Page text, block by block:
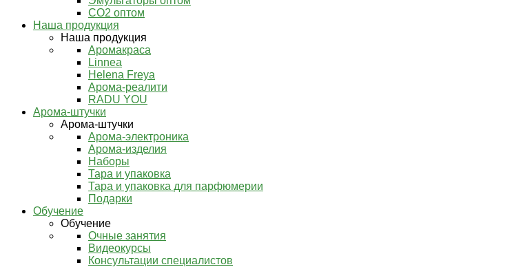
СО2 оптом
Наша продукция
Наша продукция
Аромакраса
Linnea
Helena Freya
Арома-реалити
RADU YOU
Арома-штучки
Арома-штучки
Арома-электроника
Арома-изделия
Наборы
Тара и упаковка
Тара и упаковка для парфюмерии
Подарки
Обучение
Обучение
Очные занятия
Видеокурсы
Консультации специалистов